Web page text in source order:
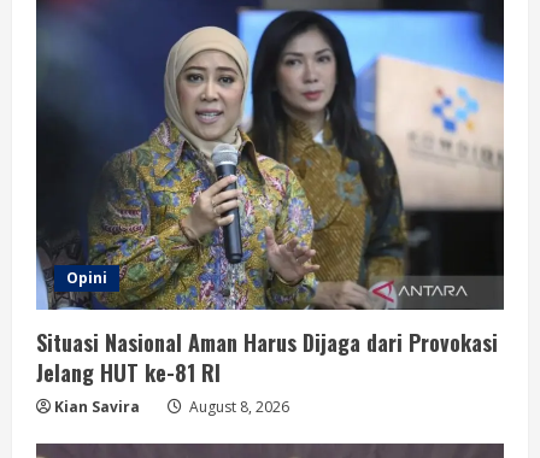
Opini
Situasi Nasional Aman Harus Dijaga dari Provokasi
Jelang HUT ke-81 RI
Kian Savira August 8, 2026